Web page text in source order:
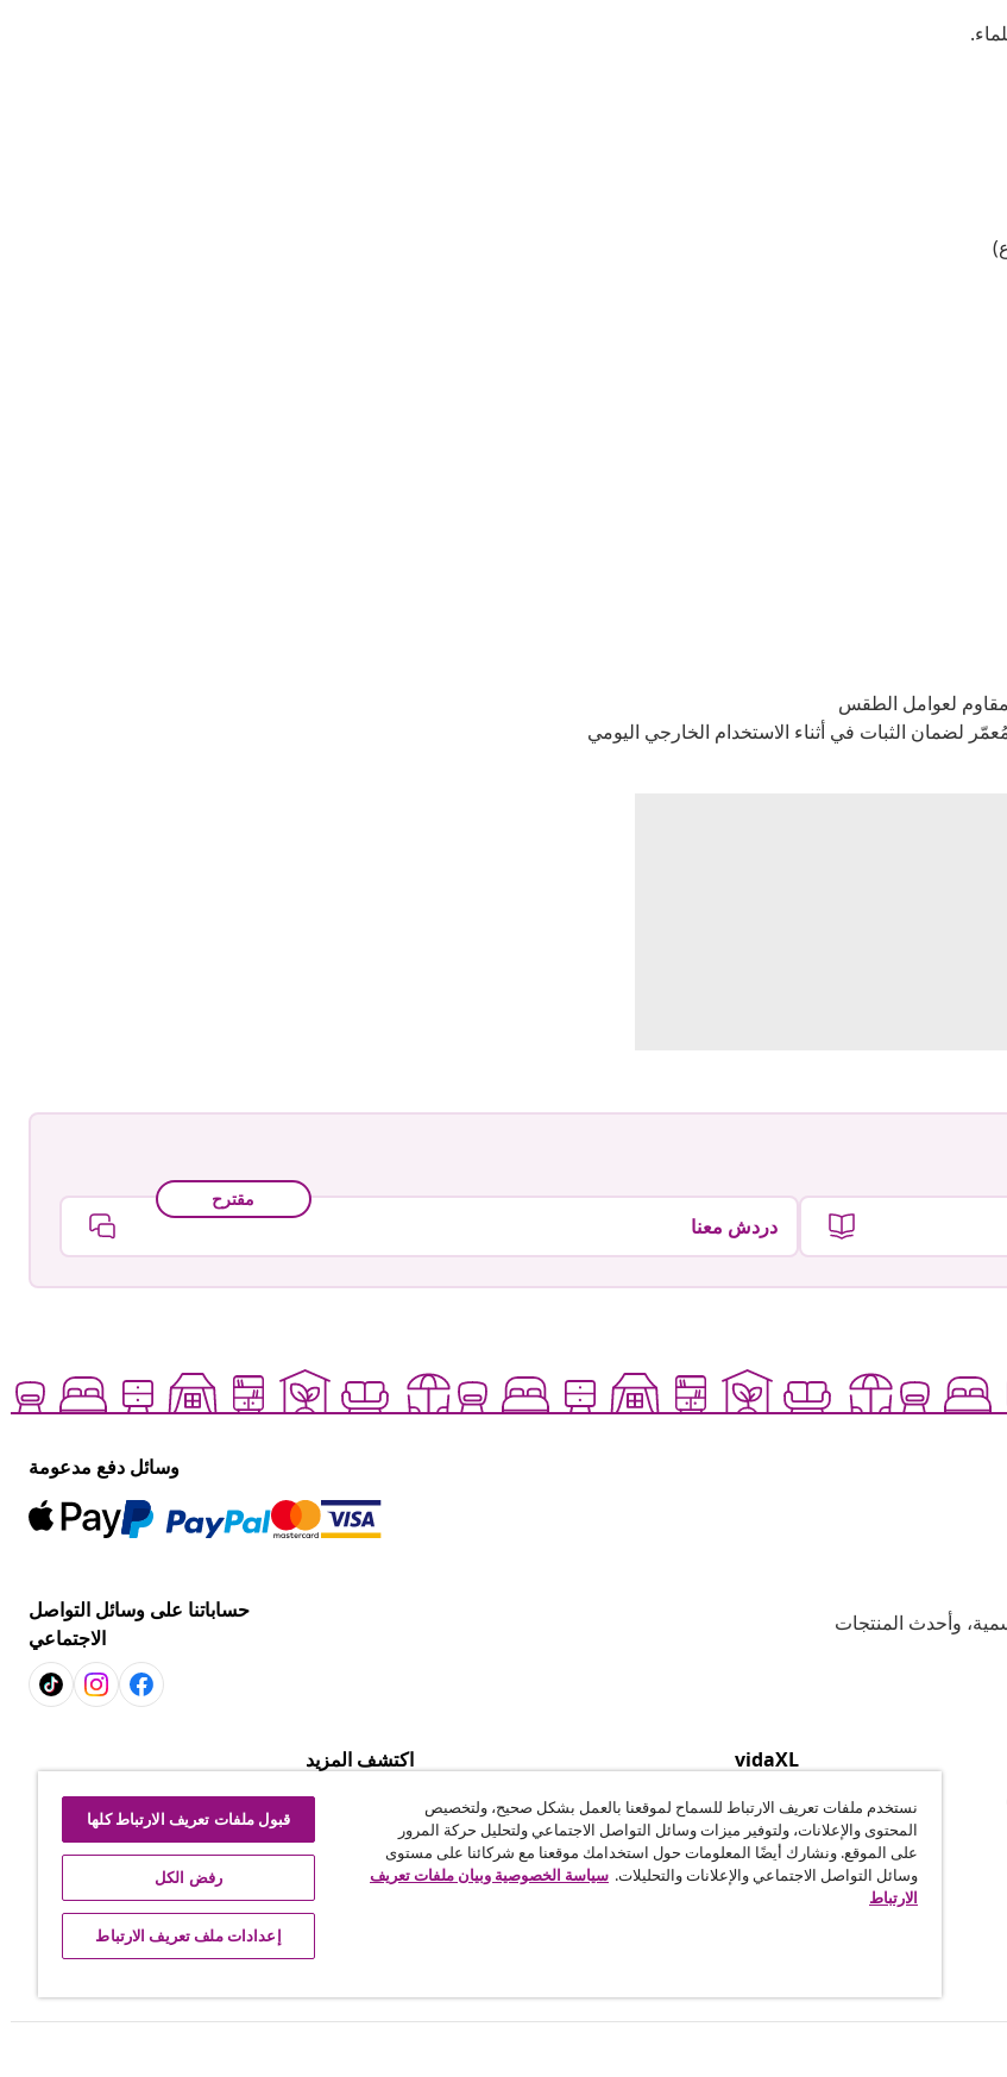
لعوامل الطقس
لضمان الثبات في أثناء الاستخدام الخارجي اليومي
مقترح
دردش معنا
وسائل دفع مدعومة
موسمية، وأحدث المنتجات
حساباتنا على وسائل التواصل
الاجتماعي
vidaXL
نبذة عن vidaXL
الشّروط والأحكام للبائعين على vidaXL
وثيقة الخصوصية وملفات تعريف الإرتباط
إعدادات ملف تعريف الارتباط
اكتشف المزيد
التسوّق لكل غرفة
استكشف العروض
نستخدم ملفات تعريف الارتباط للسماح لموقعنا بالعمل بشكل صحيح، ولتخصيص
المحتوى والإعلانات، ولتوفير ميزات وسائل التواصل الاجتماعي ولتحليل حركة المرور
على الموقع. ونشارك أيضًا المعلومات حول استخدامك موقعنا مع شركائنا على مستوى
وسائل التواصل الاجتماعي والإعلانات والتحليلات. سياسة الخصوصية وبيان ملفات تعريف
الارتباط
قبول ملفات تعريف الارتباط كلها
رفض الكل
إعدادات ملف تعريف الارتباط